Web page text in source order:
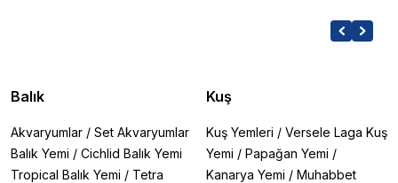
Balık
Akvaryumlar / Set Akvaryumlar
Balık Yemi / Cichlid Balık Yemi
Tropical Balık Yemi / Tetra
Kuş
Kuş Yemleri / Versele Laga Kuş
Yemi / Papağan Yemi /
Kanarya Yemi / Muhabbet